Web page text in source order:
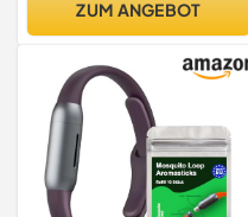
Parkaktivitäten
ZUM ANGEBOT